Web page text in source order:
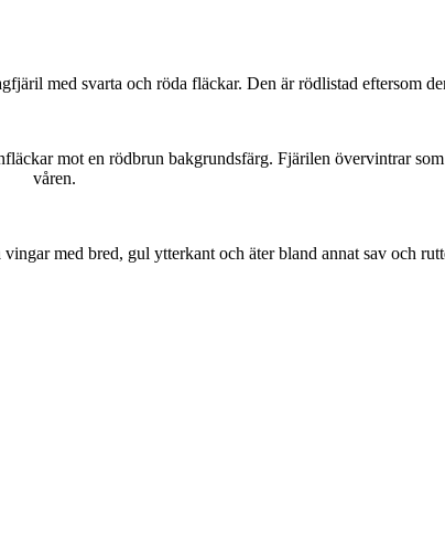
med svarta och röda fläckar. Den är rödlistad eftersom
mot en rödbrun bakgrundsfärg. Fjärilen övervintrar
våren.
med bred, gul ytterkant och äter bland annat sav och